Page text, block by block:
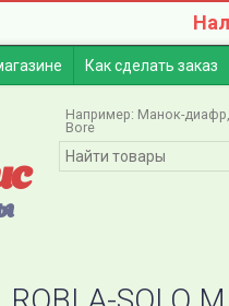
Как сделать заказ
Например: Манок-диафр
Bore